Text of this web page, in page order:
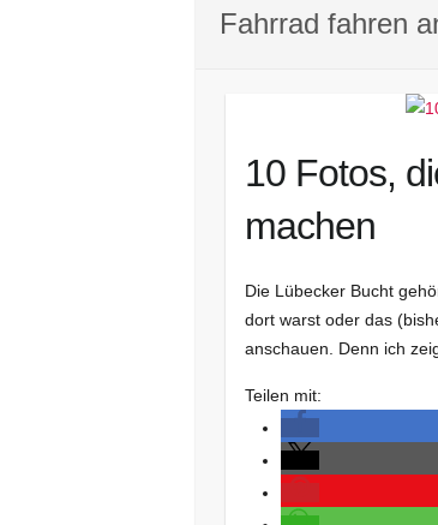
Fahrrad fahren
10 Fotos,
machen
Die Lübecker Bucht
dort warst oder das
anschauen. Denn ich
Teilen mit: